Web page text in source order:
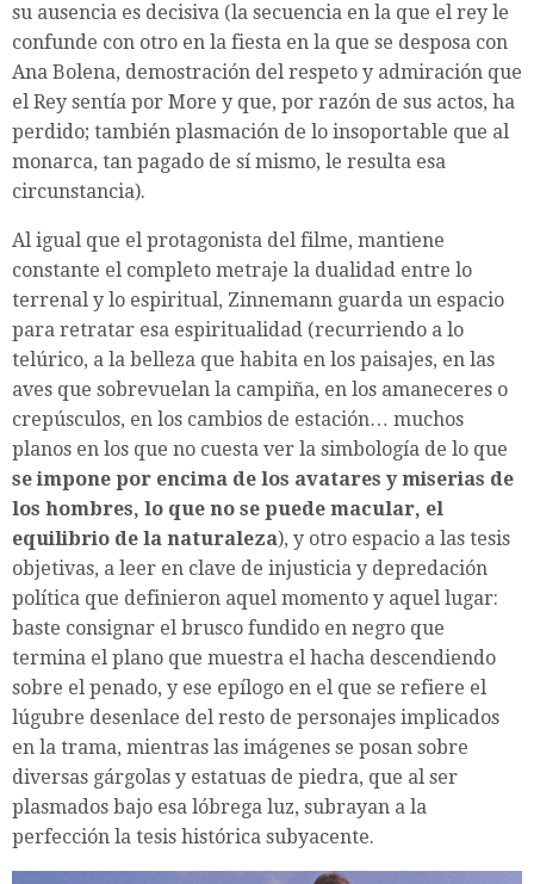
su ausencia es decisiva (la secuencia en la que el rey le
confunde con otro en la fiesta en la que se desposa con
Ana Bolena, demostración del respeto y admiración que
el Rey sentía por More y que, por razón de sus actos, ha
perdido; también plasmación de lo insoportable que al
monarca, tan pagado de sí mismo, le resulta esa
circunstancia).
Al igual que el protagonista del filme, mantiene
constante el completo metraje la dualidad entre lo
terrenal y lo espiritual, Zinnemann guarda un espacio
para retratar esa espiritualidad (recurriendo a lo
telúrico, a la belleza que habita en los paisajes, en las
aves que sobrevuelan la campiña, en los amaneceres o
crepúsculos, en los cambios de estación… muchos
planos en los que no cuesta ver la simbología de lo que
se impone por encima de los avatares y miserias de
los hombres, lo que no se puede macular, el
equilibrio de la naturaleza), y otro espacio a las tesis
objetivas, a leer en clave de injusticia y depredación
política que definieron aquel momento y aquel lugar:
baste consignar el brusco fundido en negro que
termina el plano que muestra el hacha descendiendo
sobre el penado, y ese epílogo en el que se refiere el
lúgubre desenlace del resto de personajes implicados
en la trama, mientras las imágenes se posan sobre
diversas gárgolas y estatuas de piedra, que al ser
plasmados bajo esa lóbrega luz, subrayan a la
perfección la tesis histórica subyacente.